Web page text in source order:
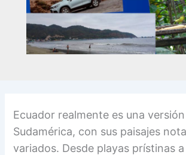
Ecuador realmente es una
Sudamérica, con sus paisajes
variados. Desde playas prístinas